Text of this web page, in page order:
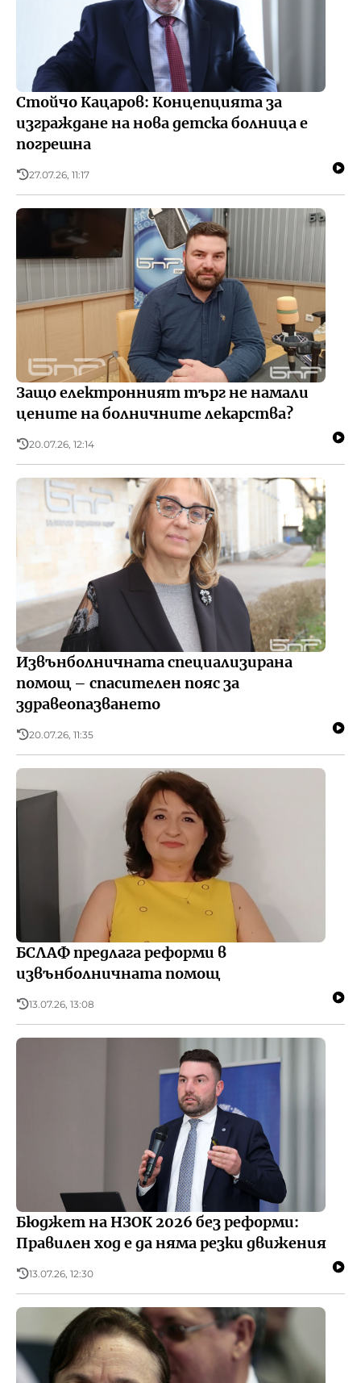
Стойчо Кацаров: Концепцията за
изграждане на нова детска болница е
погрешна
27.07.26, 11:17
Защо електронният търг не намали
цените на болничните лекарства?
20.07.26, 12:14
Извънболничната специализирана
помощ – спасителен пояс за
здравеопазването
20.07.26, 11:35
БСЛАФ предлага реформи в
извънболничната помощ
13.07.26, 13:08
Бюджет на НЗОК 2026 без реформи:
Правилен ход е да няма резки движения
13.07.26, 12:30